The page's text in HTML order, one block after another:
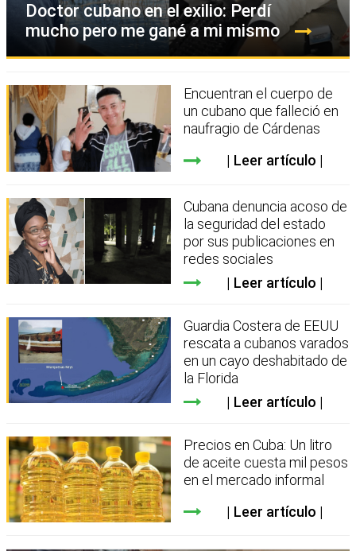
Doctor cubano en el exilio: Perdí
mucho pero me gané a mi mismo
Encuentran el cuerpo de
un cubano que falleció en
naufragio de Cárdenas
Leer artículo
Cubana denuncia acoso de
la seguridad del estado
por sus publicaciones en
redes sociales
Leer artículo
Guardia Costera de EEUU
rescata a cubanos varados
en un cayo deshabitado de
la Florida
Leer artículo
Precios en Cuba: Un litro
de aceite cuesta mil pesos
en el mercado informal
Leer artículo